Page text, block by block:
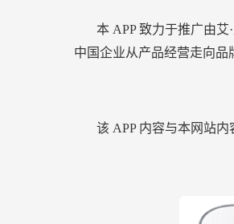
本 APP 致力于推广由
中国企业从产品经营走向品
该 APP 内容与本网站内